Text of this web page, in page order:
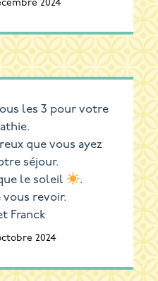
2024
les 3 pour votre
que vous ayez
séjour.
le soleil
.
vous revoir.
Franck
2024